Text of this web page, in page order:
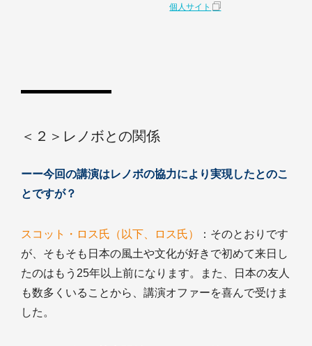
個人サイト
＜２＞レノボとの関係
ーー今回の講演はレノボの協力により実現したとのこ
とですが？
スコット・ロス氏（以下、ロス氏）
：そのとおりです
が、そもそも日本の風土や文化が好きで初めて来日し
たのはもう25年以上前になります。また、日本の友人
も数多くいることから、講演オファーを喜んで受けま
した。